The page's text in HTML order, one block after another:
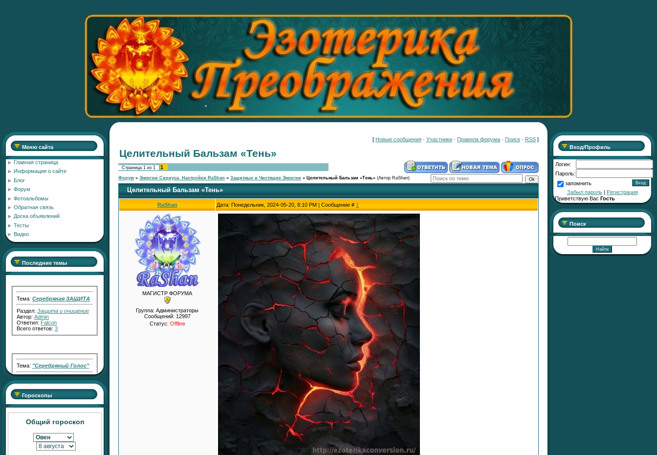
Меню сайта
Главная страница
Информация о сайте
Блог
Форум
Фотоальбомы
Обратная связь
Доска объявлений
Тесты
Видео
Последние темы
Раздел:Защита и очищение
Автор:
Admin
Ответил:Falcon
Всего ответов:
Раздел:Работа с Кармой
Автор:RaShan
Ответил:Transfiguration
Тема:"Серебряный СВЕТ"
Раздел:Работа с Кармой
Автор:RaShan
Ответил:Transfiguration
Гороскопы
Общий гороскоп
[ Новые сообщения · Участники · Правила форума · Поиск · RSS ]
Целительный Бальзам «Тень»
Страница 1 из 1 1
Форум » Энергии Сириуса. Настройки RaShan » Защитные и Чистящие Энергии » Целительный Бальзам «Тень» (Автор RaShan)
Целительный Бальзам «Тень»
RaShan Дата: Понедельник, 2024-05-20, 8:10 PM | Сообщение # 1
МАГИСТР ФОРУМА
Группа: Администраторы
Сообщений: 12997
Статус: Offline
Вход/Профиль
Логин:
Пароль:
запомнить
Забыл пароль| Регистрация
Приветствую Вас Гость
Поиск